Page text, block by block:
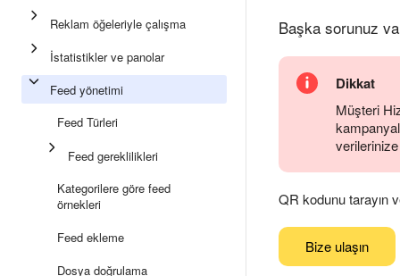
Reklam öğeleriyle çalışma
İstatistikler ve panolar
Feed yönetimi
Feed Türleri
Feed gereklilikleri
Kategorilere göre feed
örnekleri
Feed ekleme
Dosya doğrulama
Başka sorunuz
Dikkat
Müşteri
QR kodunu tarayın
Bize ulaşın